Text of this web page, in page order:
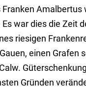
war dies die Zeit
riesigen
einen Grafen
Gründen